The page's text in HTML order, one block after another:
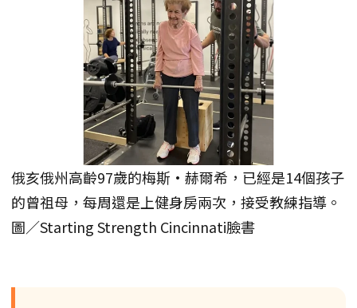
俄亥俄州高齡97歲的梅斯·赫爾希，已經是14個孩子
的曾祖母，每周還是上健身房兩次，接受教練指導。
圖／Starting Strength Cincinnati臉書